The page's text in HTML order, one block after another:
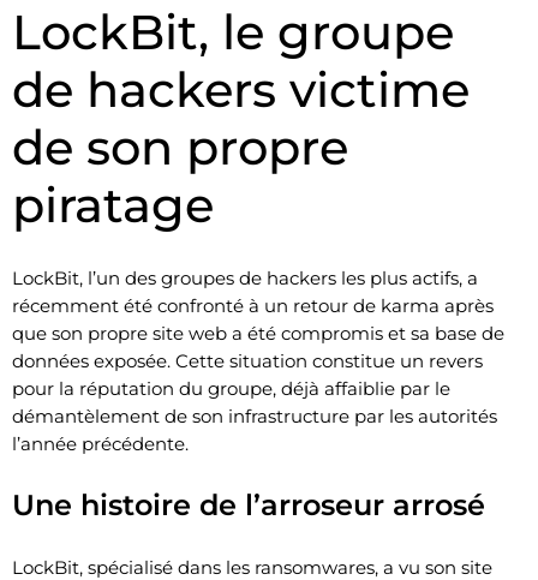
LockBit, le groupe
de hackers victime
de son propre
piratage
LockBit, l’un des groupes de hackers les plus actifs, a
récemment été confronté à un retour de karma après
que son propre site web a été compromis et sa base de
données exposée. Cette situation constitue un revers
pour la réputation du groupe, déjà affaiblie par le
démantèlement de son infrastructure par les autorités
l’année précédente.
Une histoire de l’arroseur arrosé
LockBit, spécialisé dans les ransomwares, a vu son site